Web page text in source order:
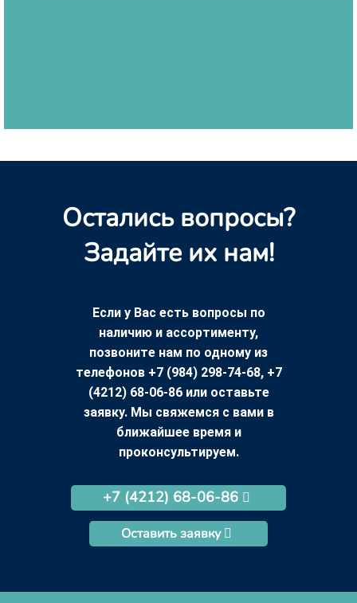
Остались вопросы?
Задайте их нам!
Если у Вас есть вопросы по
наличию и ассортименту,
позвоните нам по одному из
телефонов +7 (984) 298-74-68, +7
(4212) 68-06-86 или оставьте
заявку. Мы свяжемся с вами в
ближайшее время и
проконсультируем.
+7 (4212) 68-06-86
Оставить заявку